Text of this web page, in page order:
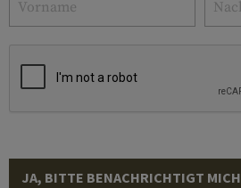
JA, BITTE BENACHRICHTIGT MICH